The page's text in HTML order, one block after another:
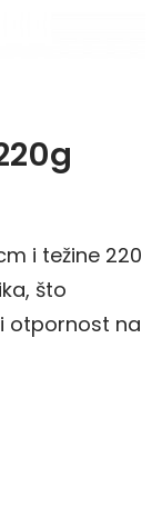
i težine 220
što
otpornost na